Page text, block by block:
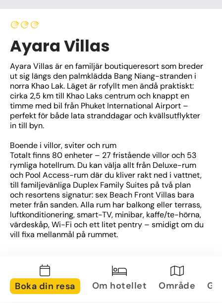
Ayara Villas
Ayara Villas är en familjär boutiqueresort som breder
ut sig längs den palmklädda Bang Niang-stranden i
norra Khao Lak. Läget är rofyllt men ändå praktiskt:
cirka 2,5 km till Khao Laks centrum och knappt en
timme med bil från Phuket International Airport –
perfekt för både lata stranddagar och kvällsutflykter
in till byn.
Boende i villor, sviter och rum
Totalt finns 80 ­enheter – 27 fristående villor och 53
rymliga hotellrum. Du kan välja allt från Deluxe-rum
och Pool Access-rum där du kliver rakt ned i vattnet,
till familjevänliga Duplex Family Suites på två plan
och resortens signatur: sex Beach Front Villas bara
meter från sanden. Alla rum har balkong eller terrass,
luftkonditionering, smart-TV, minibar, kaffe/te-hörna,
värdeskåp, Wi-Fi och ett litet pentry – smidigt om du
vill fixa mellanmål på rummet.
Här väntar tre utomhuspooler – en stor huvudpool
omgiven av solstolar, en lugnare pool närmare
strandrestaurangen och en rolig vattenlekzone för
barnen. Resorten har dessutom egen strandremsa
Boka din resa Om hotellet Område